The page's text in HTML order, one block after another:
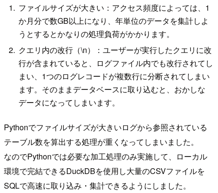
ファイルサイズが大きい：アクセス頻度によっては、1
か月分で数GB以上になり、年単位のデータを集計しよ
うとするとかなりの処理負荷がかかります。
クエリ内の改行（\n）：ユーザーが実行したクエリに改
行が含まれていると、ログファイル内でも改行されてし
まい、1つのログレコードが複数行に分断されてしまい
ます。そのままデータベースに取り込むと、おかしな
データになってしまいます。
Pythonでファイルサイズが大きいログから参照されている
テーブル数を算出する処理が重くなってしまいました。
なのでPythonでは必要な加工処理のみ実施して、ローカル
環境で完結できるDuckDBを使用し大量のCSVファイルを
SQLで高速に取り込み・集計できるようにしました。